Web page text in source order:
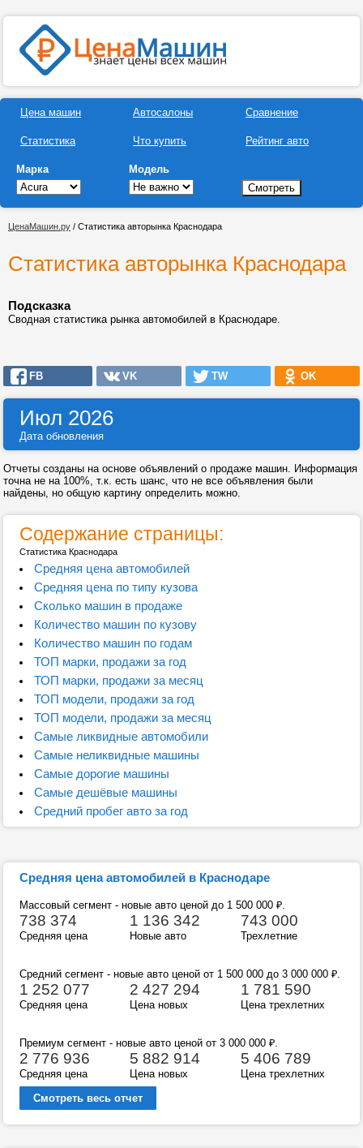
Цена машин
Статистика
Автосалоны
Что купить
Сравнение
Рейтинг авто
Марка Модель
ЦенаМашин.ру / Статистика авторынка Краснодара
Статистика авторынка Краснодара
Подсказка
Сводная статистика рынка автомобилей в Краснодаре.
FB VK TW OK
Июл 2026
Дата обновления
Отчеты созданы на основе объявлений о продаже машин. Информация
точна не на 100%, т.к. есть шанс, что не все объявления были
найдены, но общую картину определить можно.
Содержание страницы:
Статистика Краснодара
Средняя цена автомобилей
Средняя цена по типу кузова
Сколько машин в продаже
Количество машин по кузову
Количество машин по годам
ТОП марки, продажи за год
ТОП марки, продажи за месяц
ТОП модели, продажи за год
ТОП модели, продажи за месяц
Самые ликвидные автомобили
Самые неликвидные машины
Самые дорогие машины
Самые дешёвые машины
Средний пробег авто за год
Средняя цена автомобилей в Краснодаре
Массовый сегмент - новые авто ценой до 1 500 000 ₽.
738 374 1 136 342 743 000
Средняя цена Новые авто Трехлетние
Средний сегмент - новые авто ценой от 1 500 000 до 3 000 000 ₽.
1 252 077 2 427 294 1 781 590
Средняя цена Цена новых Цена трехлетних
Премиум сегмент - новые авто ценой от 3 000 000 ₽.
2 776 936 5 882 914 5 406 789
Средняя цена Цена новых
Цена трехлетних
Смотреть весь отчет